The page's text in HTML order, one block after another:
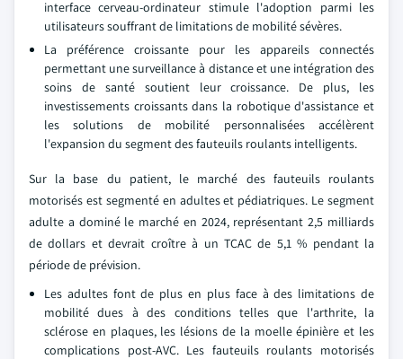
interface cerveau-ordinateur stimule l'adoption parmi les
utilisateurs souffrant de limitations de mobilité sévères.
La préférence croissante pour les appareils connectés
permettant une surveillance à distance et une intégration des
soins de santé soutient leur croissance. De plus, les
investissements croissants dans la robotique d'assistance et
les solutions de mobilité personnalisées accélèrent
l'expansion du segment des fauteuils roulants intelligents.
Sur la base du patient, le marché des fauteuils roulants
motorisés est segmenté en adultes et pédiatriques. Le segment
adulte a dominé le marché en 2024, représentant 2,5 milliards
de dollars et devrait croître à un TCAC de 5,1 % pendant la
période de prévision.
Les adultes font de plus en plus face à des limitations de
mobilité dues à des conditions telles que l'arthrite, la
sclérose en plaques, les lésions de la moelle épinière et les
complications post-AVC. Les fauteuils roulants motorisés